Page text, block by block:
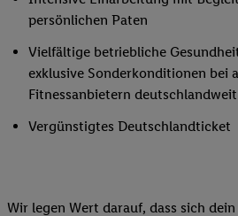
persönlichen Paten
Vielfältige betriebliche
exklusive Sonderkonditionen bei
Fitnessanbietern deutschlandweit
Vergünstigtes Deutschlandticket
Wir legen Wert darauf, dass sich